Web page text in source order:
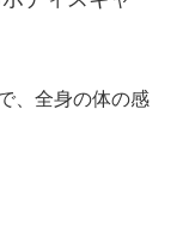
、全身の体の感